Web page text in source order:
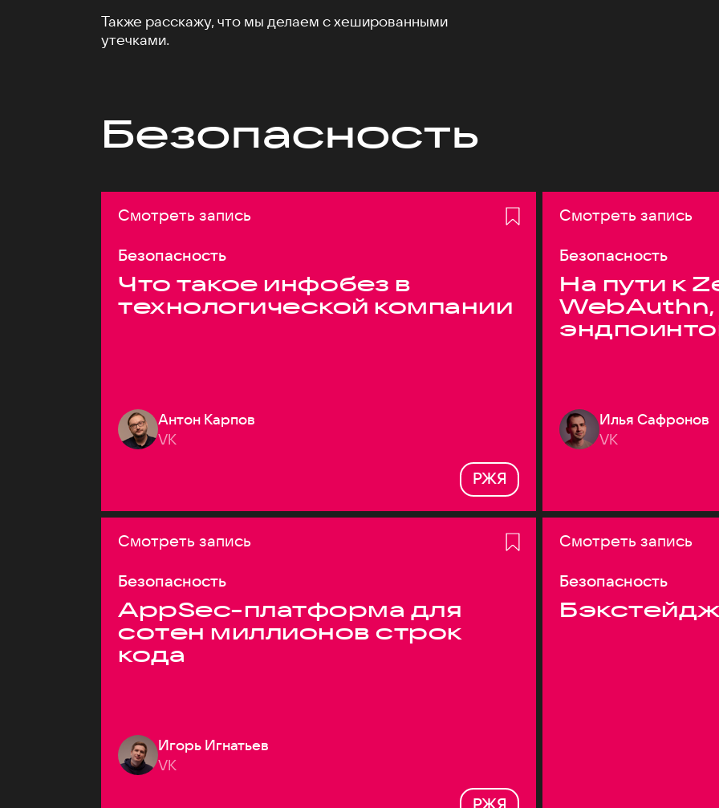
Также расскажу, что мы делаем с хешированными
утечками.
Безопасность
Смотреть запись
Безопасность
Что такое инфобез в
технологической компании
Антон Карпов
VK
РЖЯ
Смотреть запись
Безопасность
На пути к
Илья Сафронов
VK
Смотреть запись
Безопасность
AppSec-платформа для
сотен миллионов строк
кода
Игорь Игнатьев
VK
РЖЯ
Смотреть запись
Безопасность
Бэкстейдж